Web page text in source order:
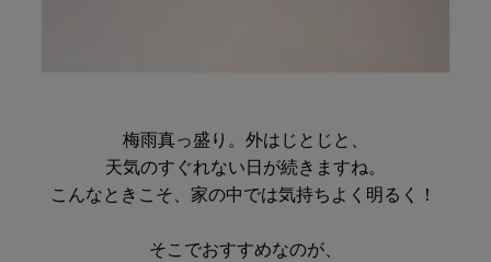
梅雨真っ盛り。外はじとじと、
天気のすぐれない日が続きますね。
こんなときこそ、家の中では気持ちよく明るく！
そこでおすすめなのが、